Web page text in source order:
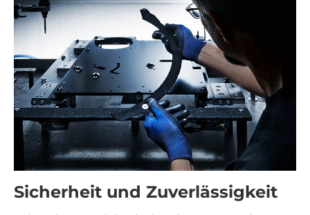
Sicherheit und Zuverlässigkeit